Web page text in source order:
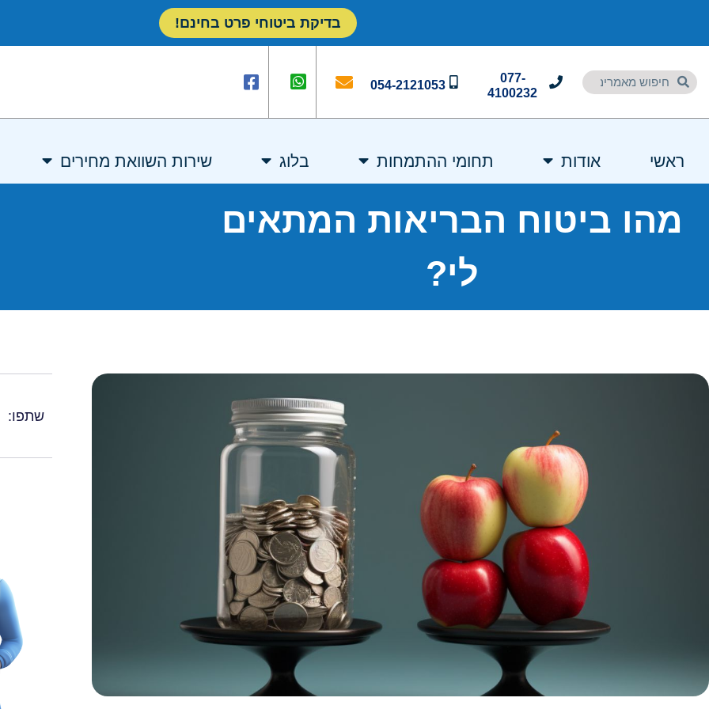
בדיקת ביטוחי פרט בחינם!
077-
4100232
054-2121053
ראשי אודות תחומי ההתמחות בלוג שירות השוואת מחירים
מהו ביטוח הבריאות המתאים
לי?
שתפו: